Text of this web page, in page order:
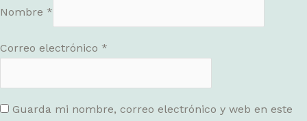
Nombre *
Correo electrónico *
Guarda mi nombre, correo electrónico y web en este